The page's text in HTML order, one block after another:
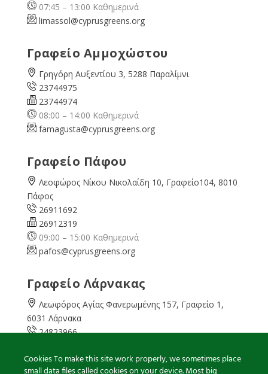
07:45 – 13:00 Καθημερινά
limassol@cyprusgreens.org
Γραφείο Αμμοχώστου
Γρηγόρη Αυξεντίου 3, 5288 Παραλίμνι
23744975
23744974
08:00 – 14:00 Καθημερινά
famagusta@cyprusgreens.org
Γραφείο Πάφου
Λεοφώρος Νίκου Νικολαίδη 10, Γραφείο104, 8010
Πάφος
26911692
26912319
09:00 – 15:00 Καθημερινά
pafos@cyprusgreens.org
Γραφείο Λάρνακας
Λεωφόρος Αγίας Φανερωμένης 157, Γραφείο 1,
6031 Λάρνακα
24823966
08:00 – 16:00 Καθημερινά
Cookies To make this site work properly, we sometimes place